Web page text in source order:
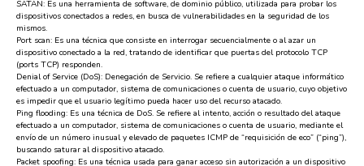
SATAN: Es una herramienta de software, de dominio público, utilizada para probar los
dispositivos conectados a redes, en busca de vulnerabilidades en la seguridad de los
mismos.
Port scan: Es una técnica que consiste en interrogar secuencialmente o al azar un
dispositivo conectado a la red, tratando de identificar que puertas del protocolo TCP
(ports TCP) responden.
Denial of Service (DoS): Denegación de Servicio. Se refiere a cualquier ataque informático
efectuado a un computador, sistema de comunicaciones o cuenta de usuario, cuyo objetivo
es impedir que el usuario legítimo pueda hacer uso del recurso atacado.
Ping flooding: Es una técnica de DoS. Se refiere al intento, acción o resultado del ataque
efectuado a un computador, sistema de comunicaciones o cuenta de usuario, mediante el
envío de un número inusual y elevado de paquetes ICMP de “requisición de eco” (“ping”),
buscando saturar al dispositivo atacado.
Packet spoofing: Es una técnica usada para ganar acceso sin autorización a un dispositivo